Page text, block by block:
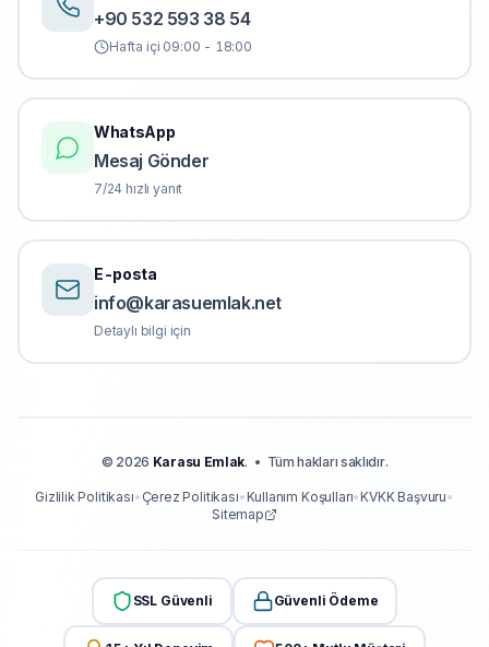
+90 532 593 38 54
Hafta içi 09:00 - 18:00
WhatsApp
Mesaj Gönder
7/24 hızlı yanıt
E-posta
info@karasuemlak.net
Detaylı bilgi için
© 2026 Karasu Emlak. • Tüm hakları saklıdır.
Gizlilik Politikası• Çerez Politikası• Kullanım Koşulları•KVKK Başvuru•
Sitemap
SSL Güvenli Güvenli Ödeme